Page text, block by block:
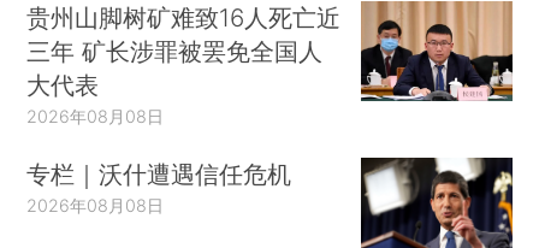
贵州山脚树矿难致16人死亡近
三年 矿长涉罪被罢免全国人
大代表
2026年08月08日
专栏｜沃什遭遇信任危机
2026年08月08日